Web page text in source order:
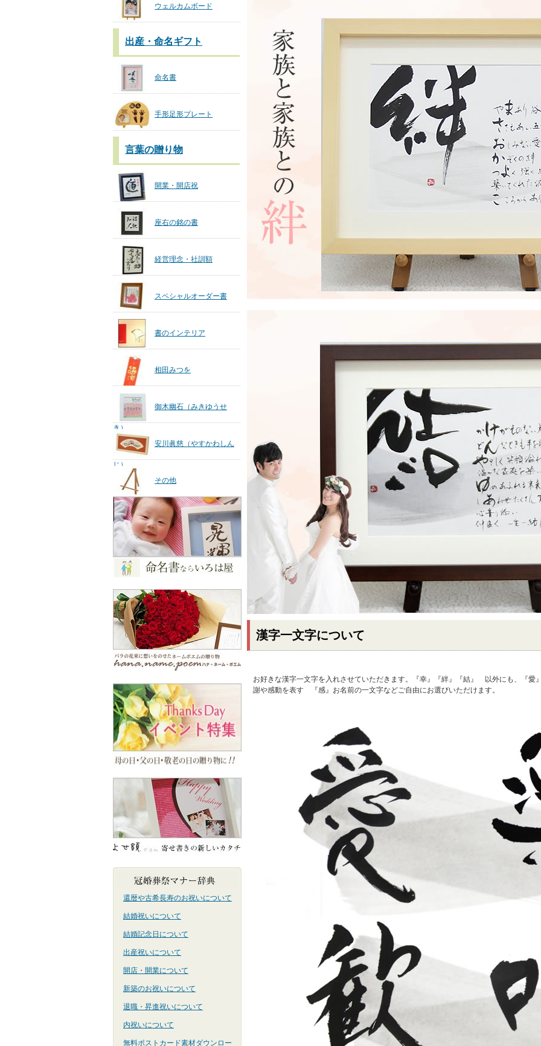
ウェルカムボード
出産・命名ギフト
命名書
手形足形プレート
言葉の贈り物
開業・開店祝
座右の銘の書
経営理念・社訓額
スペシャルオーダー書
書のインテリア
相田みつを
御木幽石（みきゆうせ
き）
安川眞慈（やすかわしん
じ）
その他
還暦や古希長寿のお祝いについて
結婚祝いについて
結婚記念日について
出産祝いについて
開店・開業について
新築のお祝いについて
退職・昇進祝いについて
内祝いについて
無料ポストカード素材ダウンロー
漢字一文字について
お好きな漢字一文字を入れさせていただきます。『幸』『絆』『結』 以外にも、『
謝や感動を表す 『感』お名前の一文字などご自由にお選びいただけます。